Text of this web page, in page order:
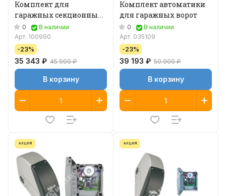
Комплект для
гаражных секционных
ворот
0
В наличии
Арт. 100990
-23%
35 343 ₽ 45 900 ₽
В корзину
Комплект автоматики
для гаражных ворот
0
В наличии
Арт. 035109
-23%
39 193 ₽ 50 900 ₽
В корзину
АКЦИЯ АКЦИЯ